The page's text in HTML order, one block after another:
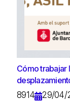
Cómo trabajar
8914
29/04/